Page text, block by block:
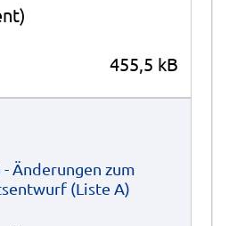
455,5 kB
- Änderungen zum
(Liste A)